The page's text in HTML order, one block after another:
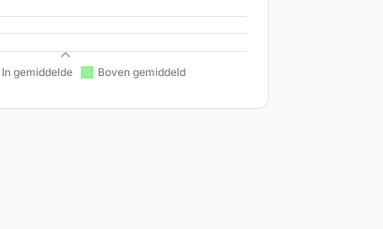
Beleid